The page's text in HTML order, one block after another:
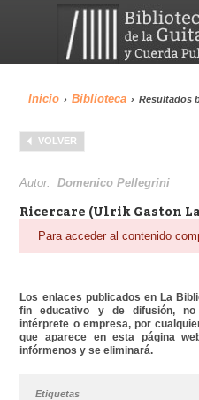
Menu
Biblioteca
Inicio › Biblioteca › Resultados
VOLVER
Autor:Domenico Pellegrini
Ricercare (Ulrik Gaston
Para acceder al contenido
Los enlaces publicados en La
fin educativo y de difusión, no
intérprete o empresa, por
que aparece en esta página
infórmenos y se eliminará.
Etiquetas